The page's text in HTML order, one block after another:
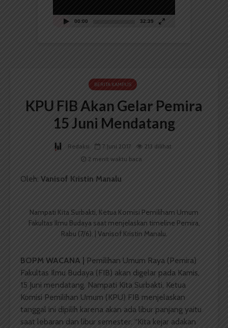
00:00 32:39
BERITA KAMPUS
KPU FIB Akan Gelar Pemira
15 Juni Mendatang
Redaksi 7 Juni 2017
213 dilihat
2 menit waktu baca
Oleh: Vanisof Kristin Manalu
Nampati Kita Surbakti, Ketua Komisi Pemiliham Umum
Fakultas Ilmu Budaya saat menjelaskan timeline Pemira,
Rabu (7/6). | Vanisof Kristin Manalu.
BOPM WACANA | Pemilihan Umum Raya (Pemira)
Fakultas Ilmu Budaya (FIB) akan digelar pada Kamis,
15 Juni mendatang. Nampati Kita Surbakti, Ketua
Komisi Pemilihan Umum (KPU) FIB menjelaskan
tanggal ini dipilih karena akan ada libur panjang yaitu
saat lebaran dan libur semester. “Kita kejar adakan